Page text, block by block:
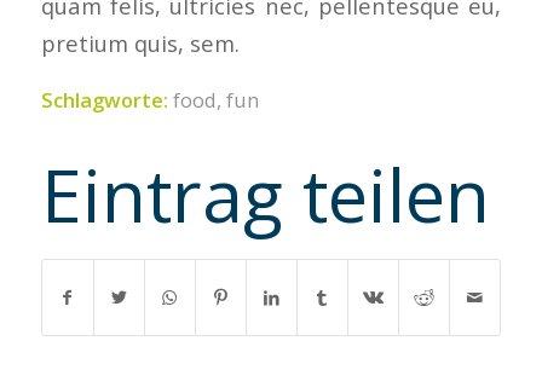
pretium quis, sem.
Schlagworte: food, fun
Eintrag teilen